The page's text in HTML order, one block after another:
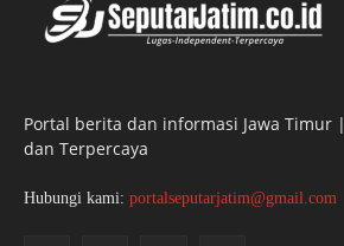
Portal berita dan informasi Jawa Timur
dan Terpercaya
Hubungi kami: portalseputarjatim@gmail.com